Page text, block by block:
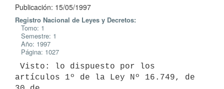
Publicación: 15/05/1997
Registro Nacional de Leyes y Decretos:
Tomo: 1
Semestre: 1
Año: 1997
Página: 1027
artículos 1º de la Ley Nº 16.749, de